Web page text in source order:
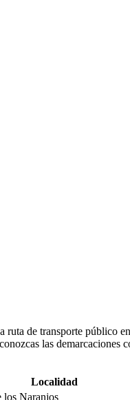
ruta de transporte público en
las demarcaciones
Localidad
los Naranjos